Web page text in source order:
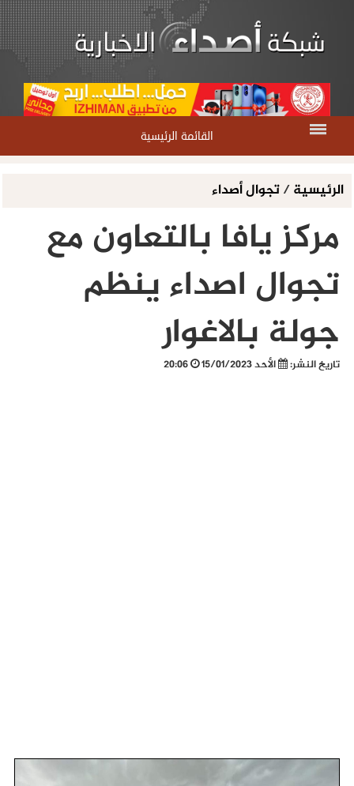
القائمة الرئيسية
الرئيسية/تجوال أصداء
مركز يافا بالتعاون مع
تجوال اصداء ينظم
جولة بالاغوار
تاريخ النشر: الأحد 15/01/2023